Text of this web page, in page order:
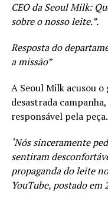
CEO da Seoul Milk:
sobre o nosso leite.”.
Resposta do
a missão”
A Seoul Milk acusou
desastrada
responsável pela
‘Nós sinceramente
sentiram
propaganda do leite
YouTube, postado em